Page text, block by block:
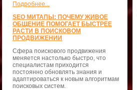
Подробнее...
SEO МИТАПЫ: ПОЧЕМУ ЖИВОЕ
ОБЩЕНИЕ ПОМОГАЕТ БЫСТРЕЕ
РАСТИ В ПОИСКОВОМ
ПРОДВИЖЕНИИ
Сфера поискового продвижения
меняется настолько быстро, что
специалистам приходится
постоянно обновлять знания и
адаптироваться к новым алгоритмам
поисковых систем.